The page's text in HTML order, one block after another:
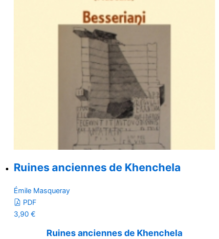
Ruines anciennes de Khenchela
Émile Masqueray
PDF
3,90 €
Ruines anciennes de Khenchela